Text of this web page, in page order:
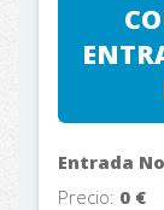
Entrada
Precio: 0 €